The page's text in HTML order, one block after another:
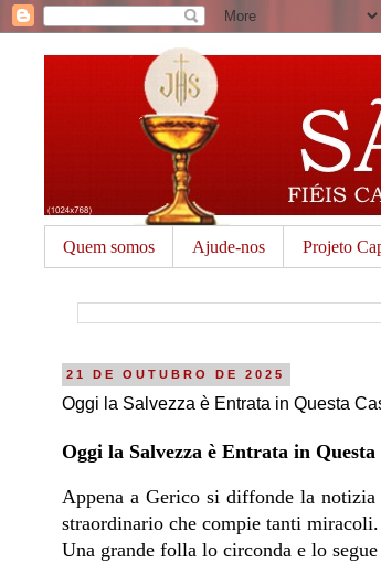
Quem somos Ajude-nos Projeto
21 DE OUTUBRO DE 2025
Oggi la Salvezza è Entrata in Questa
Oggi la Salvezza è Entrata in Questa
Appena a Gerico si diffonde la
straordinario che compie tanti miracoli.
Una grande folla lo circonda e lo